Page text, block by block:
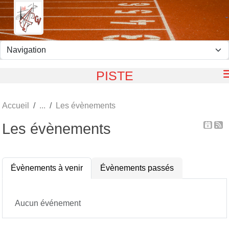
PISTE
Accueil Les évènements
Les évènements
Évènements à venir Évènements passés
Aucun événement
Panneau de gestion des cookies